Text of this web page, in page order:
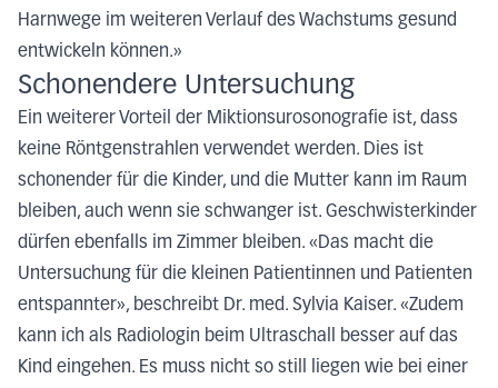
Harnwege im weiteren Verlauf des Wachstums gesund
entwickeln können.»
Schonendere Untersuchung
Ein weiterer Vorteil der Miktionsurosonografie ist, dass
keine Röntgenstrahlen verwendet werden. Dies ist
schonender für die Kinder, und die Mutter kann im Raum
bleiben, auch wenn sie schwanger ist. Geschwisterkinder
dürfen ebenfalls im Zimmer bleiben. «Das macht die
Untersuchung für die kleinen Patientinnen und Patienten
entspannter», beschreibt Dr. med. Sylvia Kaiser. «Zudem
kann ich als Radiologin beim Ultraschall besser auf das
Kind eingehen. Es muss nicht so still liegen wie bei einer